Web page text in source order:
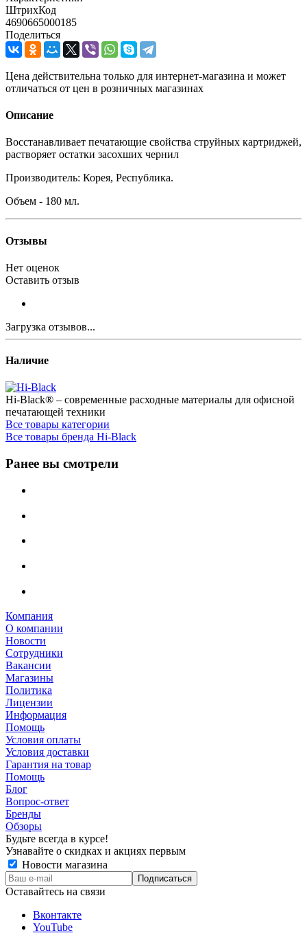
ШтрихКод
4690665000185
Поделиться
Цена действительна только для интернет-магазина и может
отличаться от цен в розничных магазинах
Описание
Восстанавливает печатающие свойства струйных картриджей,
растворяет остатки засохших чернил
Производитель: Корея, Республика.
Объем - 180 мл.
Отзывы
Нет оценок
Оставить отзыв
Загрузка отзывов...
Наличие
Hi-Black® – современные расходные материалы для офисной
печатающей техники
Все товары категории
Все товары бренда Hi-Black
Ранее вы смотрели
Компания
О компании
Новости
Сотрудники
Вакансии
Магазины
Политика
Лицензии
Информация
Помощь
Условия оплаты
Условия доставки
Гарантия на товар
Помощь
Блог
Вопрос-ответ
Бренды
Обзоры
Будьте всегда в курсе!
Узнавайте о скидках и акциях первым
Новости магазина
Оставайтесь на связи
Вконтакте
YouTube